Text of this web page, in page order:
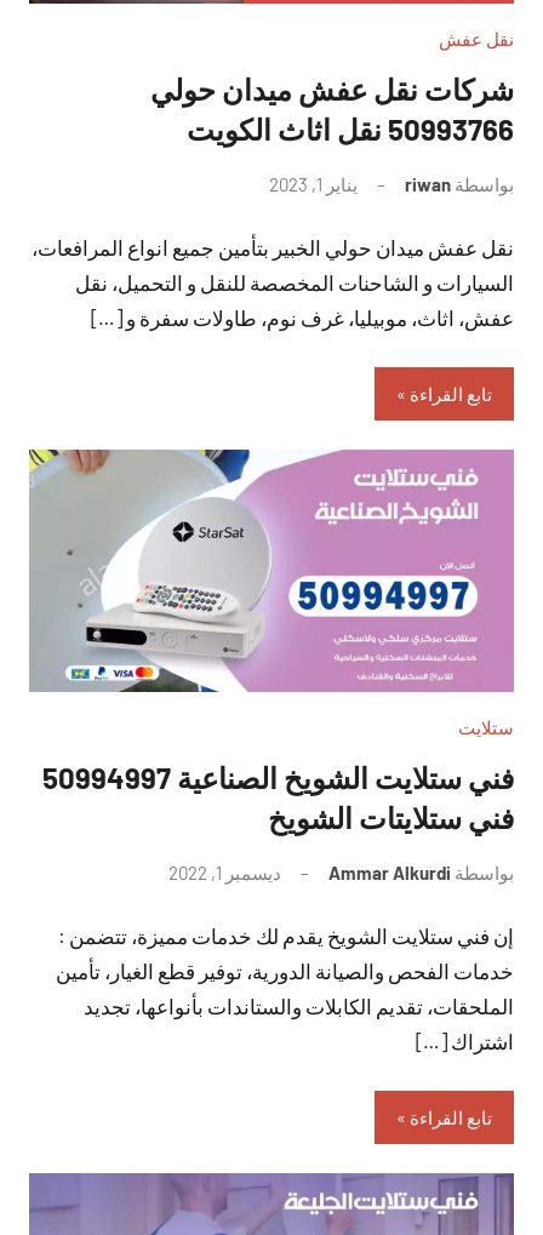
نقل عفش
شركات نقل عفش ميدان حولي
50993766 نقل اثاث الكويت
بواسطة riwan يناير 1, 2023
تعليقات
نقل عفش ميدان حولي الخبير بتأمين جميع انواع المرافعات،
السيارات و الشاحنات المخصصة للنقل و التحميل، نقل
عفش، اثاث، موبيليا، غرف نوم، طاولات سفرة و […]
تابع القراءة
ستلايت
فني ستلايت الشويخ الصناعية 50994997
فني ستلايتات الشويخ
بواسطة Ammar Alkurdi ديسمبر 1, 2022
تعليقات
إن فني ستلايت الشويخ يقدم لك خدمات مميزة، تتضمن :
خدمات الفحص والصيانة الدورية، توفير قطع الغيار، تأمين
الملحقات، تقديم الكابلات والستاندات بأنواعها، تجديد
اشتراك […]
تابع القراءة